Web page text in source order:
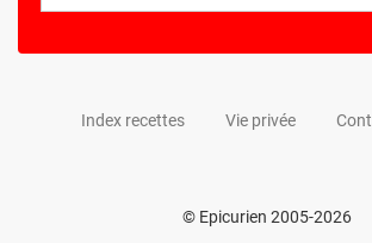
Index recettes Vie privée
© Epicurien 2005-2026